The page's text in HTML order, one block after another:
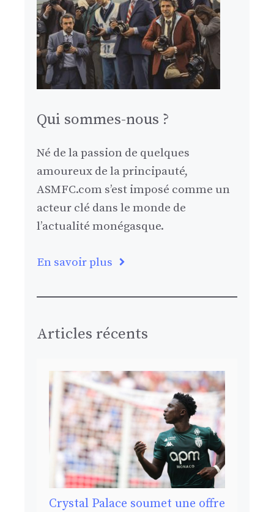
Qui sommes-nous ?
Né de la passion de quelques
amoureux de la principauté,
ASMFC.com s’est imposé comme un
acteur clé dans le monde de
l’actualité monégasque.
En savoir plus
Articles récents
Crystal Palace soumet une offre